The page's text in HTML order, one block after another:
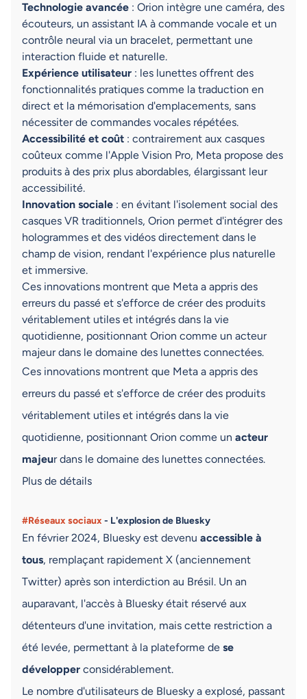
Technologie avancée : Orion intègre une caméra, des
écouteurs, un assistant IA à commande vocale et un
contrôle neural via un bracelet, permettant une
interaction fluide et naturelle.
Expérience utilisateur : les lunettes offrent des
fonctionnalités pratiques comme la traduction en
direct et la mémorisation d'emplacements, sans
nécessiter de commandes vocales répétées.
Accessibilité et coût : contrairement aux casques
coûteux comme l'Apple Vision Pro, Meta propose des
produits à des prix plus abordables, élargissant leur
accessibilité.
Innovation sociale : en évitant l'isolement social des
casques VR traditionnels, Orion permet d'intégrer des
hologrammes et des vidéos directement dans le
champ de vision, rendant l'expérience plus naturelle
et immersive.
Ces innovations montrent que Meta a appris des
erreurs du passé et s'efforce de créer des produits
véritablement utiles et intégrés dans la vie
quotidienne, positionnant Orion comme un acteur
majeur dans le domaine des lunettes connectées.
Ces innovations montrent que Meta a appris des
erreurs du passé et s'efforce de créer des produits
véritablement utiles et intégrés dans la vie
quotidienne, positionnant Orion comme un acteur
majeur dans le domaine des lunettes connectées.
Plus de détails
#Réseaux sociaux - L'explosion de Bluesky
En février 2024, Bluesky est devenu accessible à
tous, remplaçant rapidement X (anciennement
Twitter) après son interdiction au Brésil. Un an
auparavant, l'accès à Bluesky était réservé aux
détenteurs d'une invitation, mais cette restriction a
été levée, permettant à la plateforme de se
développer considérablement.
Le nombre d'utilisateurs de Bluesky a explosé, passant